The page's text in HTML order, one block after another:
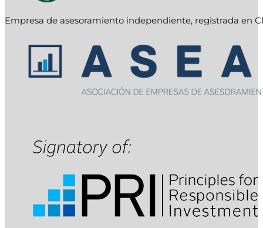
Empresa de asesoramiento independiente, registrada en